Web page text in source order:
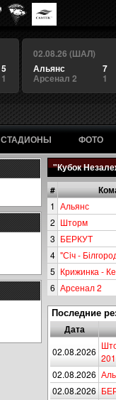
5
1
02.08.26 (ШАЛ)
7
Альянс
1
Арсенал 2
СТАДИОНЫ ФОТО
"Кубок
#
1 Альянс
2 Шторм
3 БЕРКУТ
4 "Сiч -
5 Крижинка -
6 Арсенал 2
Последние
Дата
02.08.2026
02.08.2026
02.08.2026